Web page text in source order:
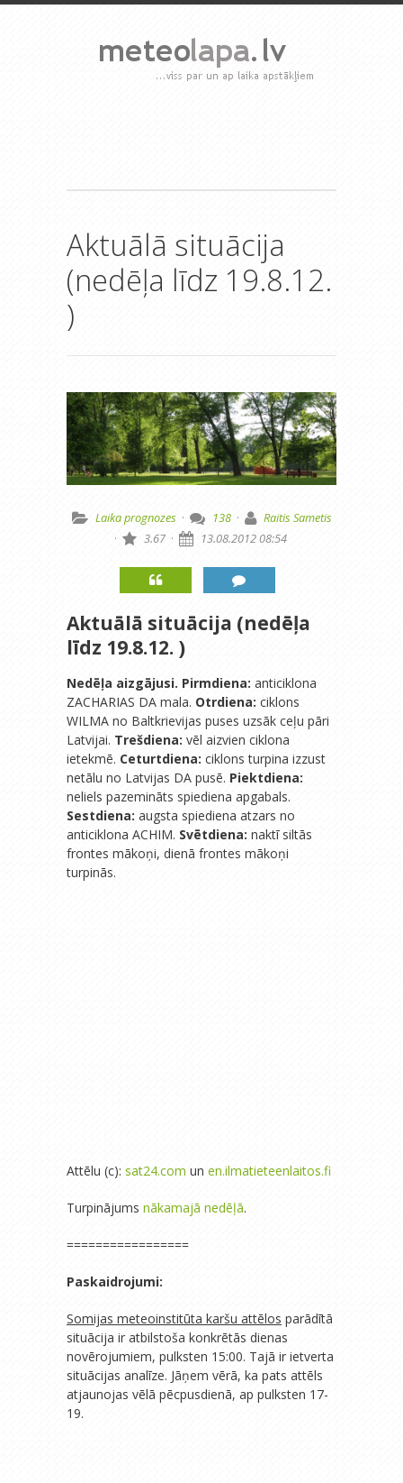
Aktuālā situācija
(nedēļa līdz 19.8.12.
)
Laika prognozes · 138 ·
Raitis Sametis
·
3.67 · 13.08.2012 08:54
Aktuālā situācija (nedēļa
līdz 19.8.12. )
Nedēļa aizgājusi. Pirmdiena: anticiklona
ZACHARIAS DA mala. Otrdiena: ciklons
WILMA no Baltkrievijas puses uzsāk ceļu pāri
Latvijai. Trešdiena: vēl aizvien ciklona
ietekmē. Ceturtdiena: ciklons turpina izzust
netālu no Latvijas DA pusē. Piektdiena:
neliels pazemināts spiediena apgabals.
Sestdiena: augsta spiediena atzars no
anticiklona ACHIM. Svētdiena: naktī siltās
frontes mākoņi, dienā frontes mākoņi
turpinās.
Attēlu (c): sat24.com un en.ilmatieteenlaitos.fi
Turpinājums nākamajā nedēļā.
=================
Paskaidrojumi:
Somijas meteoinstitūta karšu attēlos parādītā
situācija ir atbilstoša konkrētās dienas
novērojumiem, pulksten 15:00. Tajā ir ietverta
situācijas analīze. Jāņem vērā, ka pats attēls
atjaunojas vēlā pēcpusdienā, ap pulksten 17-
19.